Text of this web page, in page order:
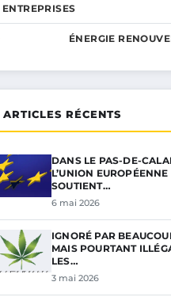
ENTREPRISES
ÉNERGIE
ARTICLES RÉCENTS
DANS LE PAS-DE-
L’UNION EUROPÉENNE
SOUTIENT…
6 mai 2026
IGNORÉ PAR
MAIS POURTANT
LES…
3 mai 2026